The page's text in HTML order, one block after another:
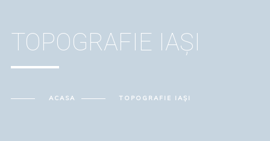
TOPOGRAFIE IAȘI
ACASA TOPOGRAFIE IAȘI